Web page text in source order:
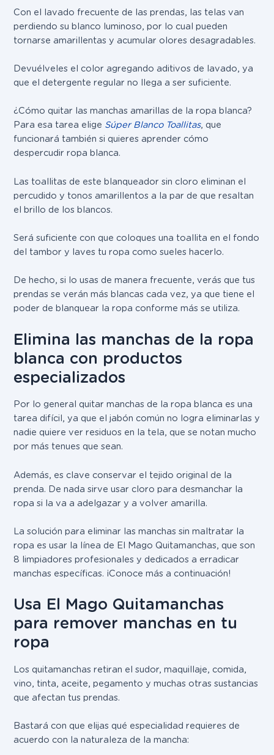
Con el lavado frecuente de las prendas, las telas van
perdiendo su blanco luminoso, por lo cual pueden
tornarse amarillentas y acumular olores desagradables.
Devuélveles el color agregando aditivos de lavado, ya
que el detergente regular no llega a ser suficiente.
¿Cómo quitar las manchas amarillas de la ropa blanca?
Para esa tarea elige Súper Blanco Toallitas, que
funcionará también si quieres aprender cómo
despercudir ropa blanca.
Las toallitas de este blanqueador sin cloro eliminan el
percudido y tonos amarillentos a la par de que resaltan
el brillo de los blancos.
Será suficiente con que coloques una toallita en el fondo
del tambor y laves tu ropa como sueles hacerlo.
De hecho, si lo usas de manera frecuente, verás que tus
prendas se verán más blancas cada vez, ya que tiene el
poder de blanquear la ropa conforme más se utiliza.
Elimina las manchas de la ropa
blanca con productos
especializados
Por lo general quitar manchas de la ropa blanca es una
tarea difícil, ya que el jabón común no logra eliminarlas y
nadie quiere ver residuos en la tela, que se notan mucho
por más tenues que sean.
Además, es clave conservar el tejido original de la
prenda. De nada sirve usar cloro para desmanchar la
ropa si la va a adelgazar y a volver amarilla.
La solución para eliminar las manchas sin maltratar la
ropa es usar la línea de El Mago Quitamanchas, que son
8 limpiadores profesionales y dedicados a erradicar
manchas específicas. ¡Conoce más a continuación!
Usa El Mago Quitamanchas
para remover manchas en tu
ropa
Los quitamanchas retiran el sudor, maquillaje, comida,
vino, tinta, aceite, pegamento y muchas otras sustancias
que afectan tus prendas.
Bastará con que elijas qué especialidad requieres de
acuerdo con la naturaleza de la mancha: